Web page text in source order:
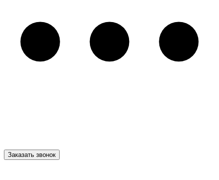
Заказать звонок